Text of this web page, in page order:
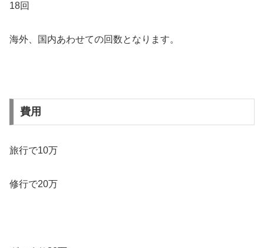
18回
海外、国内あわせての回数となります。
費用
旅行で10万
修行で20万